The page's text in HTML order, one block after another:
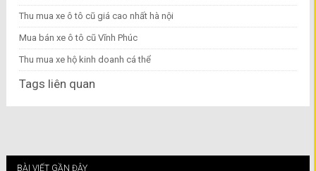
Thu mua xe ô tô cũ giá cao nhất hà nội
Mua bán xe ô tô cũ Vĩnh Phúc
Thu mua xe hộ kinh doanh cá thể
Tags liên quan
BÀI VIẾT GẦN ĐÂY